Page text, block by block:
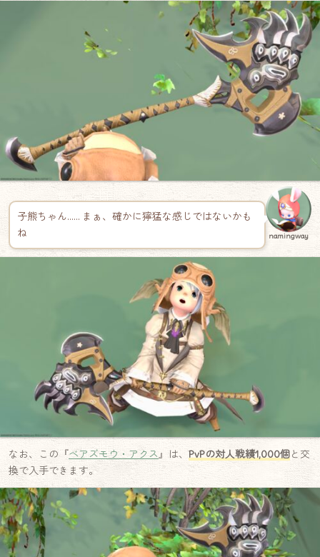
子熊ちゃん…… まぁ、確かに獰猛な感じではないかも
ね
namingway
なお、この『ベアズモウ・アクス 』は、 PvPの対人戦績1,000個と交
換で入手できます。